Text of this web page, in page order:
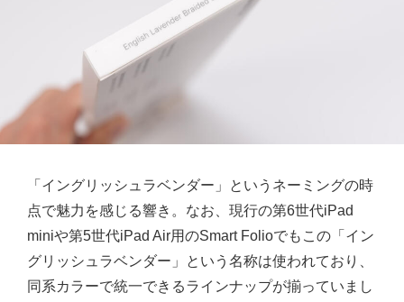
「イングリッシュラベンダー」というネーミングの時
点で魅力を感じる響き。なお、現行の第6世代iPad
miniや第5世代iPad Air用のSmart Folioでもこの「イン
グリッシュラベンダー」という名称は使われており、
同系カラーで統一できるラインナップが揃っていまし